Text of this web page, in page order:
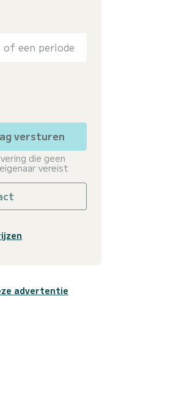
of een periode
versturen
die geen
vereist
advertentie